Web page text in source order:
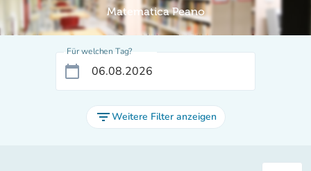
Matematica Peano
Für welchen Tag?
calendar_today
filter_listWeitere Filter anzeigen